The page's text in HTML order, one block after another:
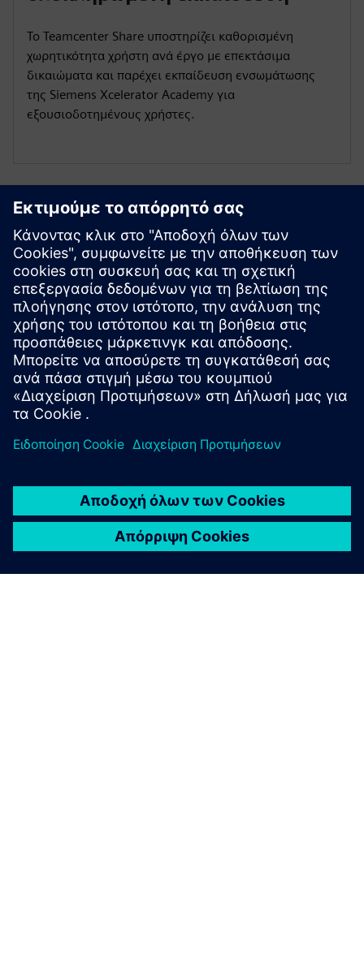
Το Teamcenter Share υποστηρίζει καθορισμένη
χωρητικότητα χρήστη ανά έργο με επεκτάσιμα
δικαιώματα και παρέχει εκπαίδευση ενσωμάτωσης
της Siemens Xcelerator Academy για
εξουσιοδοτημένους χρήστες.
Ξεκινήστε
Επικοινωνήστε μαζί μας